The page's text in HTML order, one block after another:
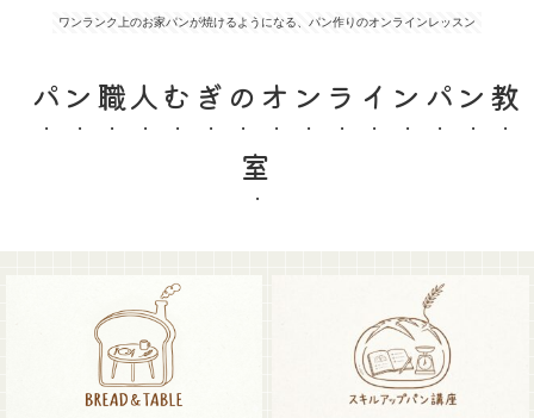
ワンランク上のお家パンが焼けるようになる、パン作りのオンラインレッスン
パン職人むぎのオンラインパン教
室